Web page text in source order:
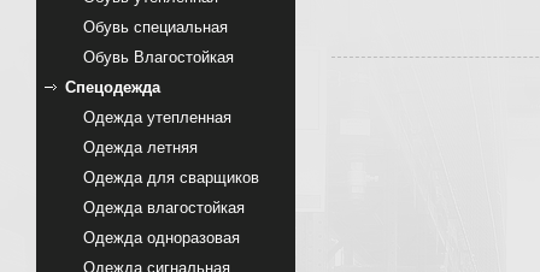
Обувь специальная
Обувь Влагостойкая
Спецодежда
Одежда утепленная
Одежда летняя
Одежда для сварщиков
Одежда влагостойкая
Одежда одноразовая
Одежда сигнальная